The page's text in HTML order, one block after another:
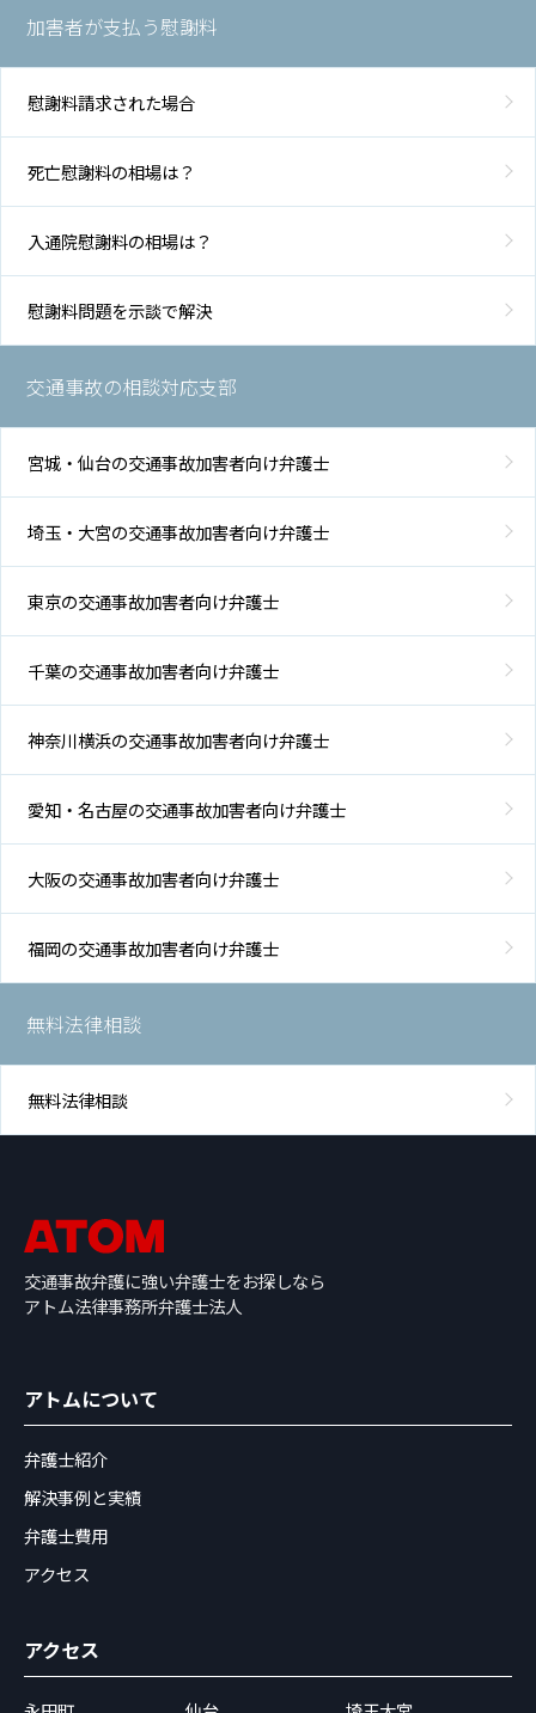
加害者が支払う慰謝料
慰謝料請求された場合
死亡慰謝料の相場は？
入通院慰謝料の相場は？
慰謝料問題を示談で解決
交通事故の相談対応支部
宮城・仙台の交通事故加害者向け弁護士
埼玉・大宮の交通事故加害者向け弁護士
東京の交通事故加害者向け弁護士
千葉の交通事故加害者向け弁護士
神奈川横浜の交通事故加害者向け弁護士
愛知・名古屋の交通事故加害者向け弁護士
大阪の交通事故加害者向け弁護士
福岡の交通事故加害者向け弁護士
無料法律相談
無料法律相談
交通事故弁護に強い弁護士をお探しなら
アトム法律事務所弁護士法人
アトムについて
弁護士紹介
解決事例と実績
弁護士費用
アクセス
アクセス